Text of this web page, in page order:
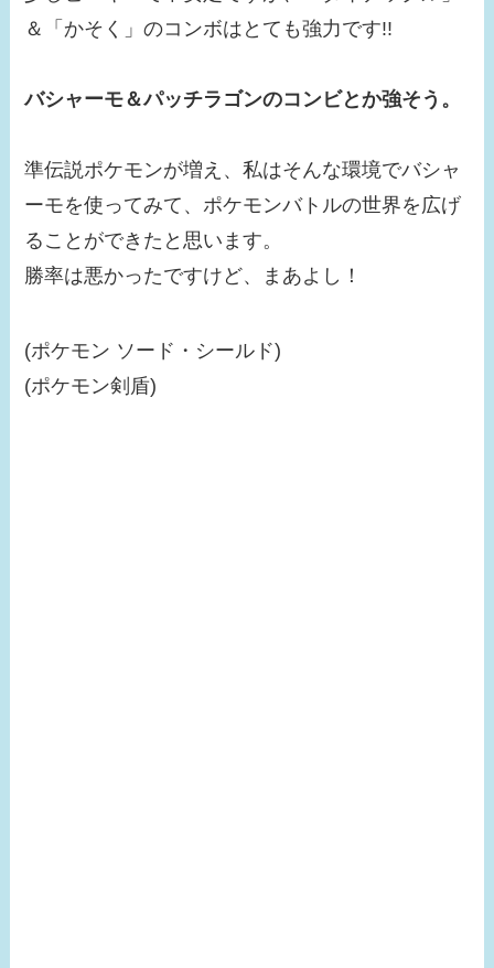
＆「かそく」のコンボはとても強力です!!
バシャーモ＆パッチラゴンのコンビとか強そう。
準伝説ポケモンが増え、私はそんな環境でバシャ
ーモを使ってみて、ポケモンバトルの世界を広げ
ることができたと思います。
勝率は悪かったですけど、まあよし！
(ポケモン ソード・シールド)
(ポケモン剣盾)